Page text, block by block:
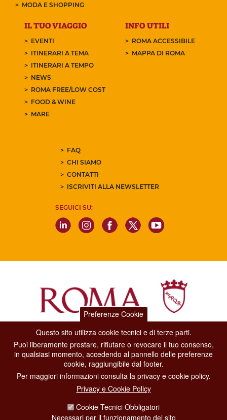
MODA E SHOPPING
IL TUO VIAGGIO
EVENTI
ITINERARI A TEMA
ITINERARI A TEMPO
NEWS
ROMA FREE/LOW COST
FOOD & WINE
MARE
INFO UTILI
ROMA ACCESSIBILE
MAPPA DI ROMA
FAQ
CHI SIAMO
CONTATTI
ISCRIVITI ALLA NEWSLETTER
SEGUICI SU:
Dipartimento Grandi Eventi, Sport, Turismo e Moda.
Via di San Basilio, 51
00187 Roma
CONTACT CENTER TEL. 06 06 08
CONTATTA LA REDAZIONE
Preferenze Cookie
Questo sito utilizza cookie tecnici e di terze parti.
Puoi liberamente prestare, rifiutare o revocare il tuo consenso,
in qualsiasi momento, accedendo al pannello delle preferenze
cookie, raggiungibile dal footer.
Per maggiori informazioni consulta la privacy e cookie policy.
Privacy e Cookie Policy
Cookie Tecnici Obbligatori
Necessari per il funzionamento del sito